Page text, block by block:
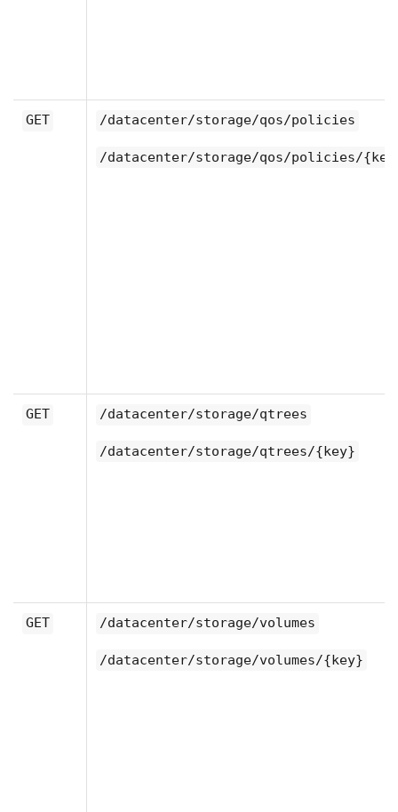
GET /datacenter/storage/qos/policies
/datacenter/storage/qos/policies/
GET /datacenter/storage/qtrees
/datacenter/storage/qtrees/{key}
GET /datacenter/storage/volumes
/datacenter/storage/volumes/{key}